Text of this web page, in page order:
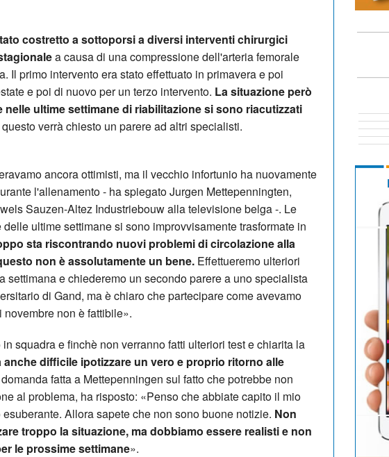
costretto a sottoporsi a diversi interventi chirurgici
a causa di una compressione dell'arteria femorale
Il primo intervento era stato effettuato in primavera e poi
e poi di nuovo per un terzo intervento. La situazione però
ultime settimane di riabilitazione si sono riacutizzati
verrà chiesto un parere ad altri specialisti.
ancora ottimisti, ma il vecchio infortunio ha nuovamente
l'allenamento - ha spiegato Jurgen Mettepenningten,
Sauzen-Altez Industriebouw alla televisione belga -. Le
ultime settimane si sono improvvisamente trasformate in
sta riscontrando nuovi problemi di circolazione alla
non è assolutamente un bene. Effettueremo ulteriori
settimana e chiederemo un secondo parere a uno specialista
di Gand, ma è chiaro che partecipare come avevamo
novembre non è fattibile».
in squadra e finchè non verranno fatti ulteriori test e chiarita la
anche difficile ipotizzare un vero e proprio ritorno alle
fatta a Mettepenningen sul fatto che potrebbe non
al problema, ha risposto: «Penso che abbiate capito il mio
Allora sapete che non sono buone notizie. Non
troppo la situazione, ma dobbiamo essere realisti e non
le prossime settimane».